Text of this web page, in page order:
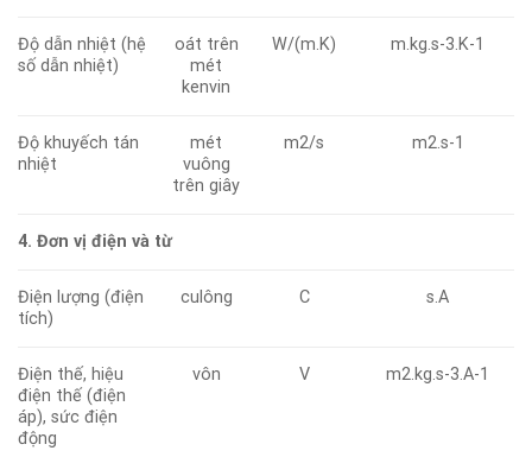
Độ dẫn nhiệt (hệ
số dẫn nhiệt)
oát trên
mét
kenvin
W/(m.K) m.kg.s-3.K-1
Độ khuyếch tán
nhiệt
mét
vuông
trên giây
m2/s m2.s-1
4. Đơn vị điện và từ
Điện lượng (điện
tích)
culông C s.A
Điện thế, hiệu
điện thế (điện
áp), sức điện
động
vôn V m2.kg.s-3.A-1